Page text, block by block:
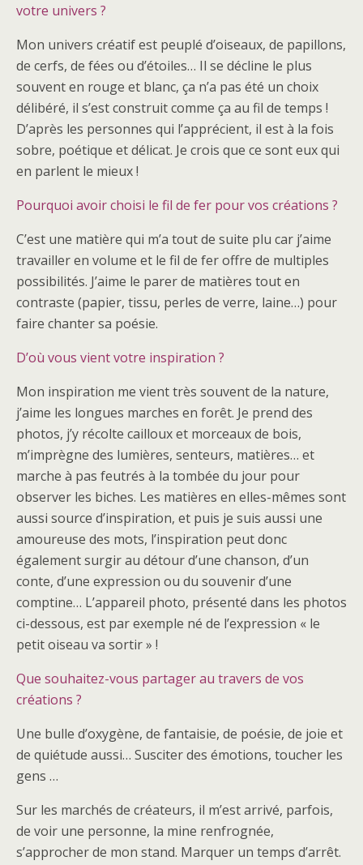
votre univers ?
Mon univers créatif est peuplé d’oiseaux, de papillons,
de cerfs, de fées ou d’étoiles… Il se décline le plus
souvent en rouge et blanc, ça n’a pas été un choix
délibéré, il s’est construit comme ça au fil de temps !
D’après les personnes qui l’apprécient, il est à la fois
sobre, poétique et délicat. Je crois que ce sont eux qui
en parlent le mieux !
Pourquoi avoir choisi le fil de fer pour vos créations ?
C’est une matière qui m’a tout de suite plu car j’aime
travailler en volume et le fil de fer offre de multiples
possibilités. J’aime le parer de matières tout en
contraste (papier, tissu, perles de verre, laine…) pour
faire chanter sa poésie.
D’où vous vient votre inspiration ?
Mon inspiration me vient très souvent de la nature,
j’aime les longues marches en forêt. Je prend des
photos, j’y récolte cailloux et morceaux de bois,
m’imprègne des lumières, senteurs, matières… et
marche à pas feutrés à la tombée du jour pour
observer les biches. Les matières en elles-mêmes sont
aussi source d’inspiration, et puis je suis aussi une
amoureuse des mots, l’inspiration peut donc
également surgir au détour d’une chanson, d’un
conte, d’une expression ou du souvenir d’une
comptine… L’appareil photo, présenté dans les photos
ci-dessous, est par exemple né de l’expression « le
petit oiseau va sortir » !
Que souhaitez-vous partager au travers de vos
créations ?
Une bulle d’oxygène, de fantaisie, de poésie, de joie et
de quiétude aussi… Susciter des émotions, toucher les
gens …
Sur les marchés de créateurs, il m’est arrivé, parfois,
de voir une personne, la mine renfrognée,
s’approcher de mon stand. Marquer un temps d’arrêt.